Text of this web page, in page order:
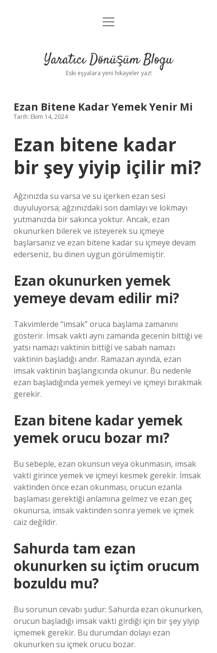
Anasayfa
Yasal Uyarı
menüyü
Yaratıcı Dönüşüm Blogu
Eski eşyalara yeni hikayeler yaz!
Ezan Bitene Kadar Yemek Yenir Mi
Tarih: Ekim 14, 2024
Ezan bitene kadar
bir şey yiyip içilir mi?
Ağzınızda su varsa ve su içerken ezan sesi
duyuluyorsa; ağzınızdaki son damlayı ve lokmayı
yutmanızda bir sakınca yoktur. Ancak, ezan
okunurken bilerek ve isteyerek su içmeye
başlarsanız ve ezan bitene kadar su içmeye devam
ederseniz, bu dinen uygun görülmemiştir.
Ezan okunurken yemek
yemeye devam edilir mi?
Takvimlerde “imsak” oruca başlama zamanını
gösterir. İmsak vakti aynı zamanda gecenin bittiği ve
yatsı namazı vaktinin bittiği ve sabah namazı
vaktinin başladığı andır. Ramazan ayında, ezan
imsak vaktinin başlangıcında okunur. Bu nedenle
ezan başladığında yemek yemeyi ve içmeyi bırakmak
gerekir.
Ezan bitene kadar yemek
yemek orucu bozar mı?
Bu sebeple, ezan okunsun veya okunmasın, imsak
vakti girince yemek ve içmeyi kesmek gerekir. İmsak
vaktinden önce ezan okunması, orucun ezanla
başlaması gerektiği anlamına gelmez ve ezan geç
okunursa, imsak vaktinden sonra yemek ve içmek
caiz değildir.
Sahurda tam ezan
okunurken su içtim orucum
bozuldu mu?
Bu sorunun cevabı şudur: Sahurda ezan okunurken,
orucun başladığı imsak vakti girdiği için bir şey yiyip
içmemek gerekir. Bu durumdan dolayı ezan
okunurken su içmek orucu bozar.